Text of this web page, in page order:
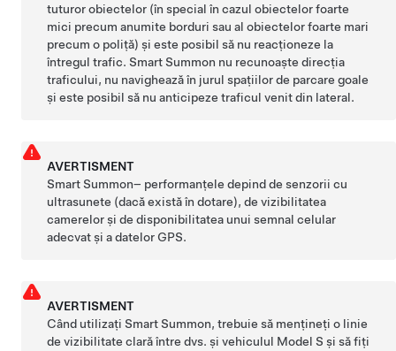
tuturor obiectelor (în special în cazul obiectelor foarte
mici precum anumite borduri sau al obiectelor foarte mari
precum o poliță) și este posibil să nu reacționeze la
întregul trafic.Smart Summon nu recunoaște direcția
traficului, nu navighează în jurul spațiilor de parcare goale
și este posibil să nu anticipeze traficul venit din lateral.
AVERTISMENT
Smart Summon– performanțele depind de senzorii cu
ultrasunete (dacă există în dotare), de vizibilitatea
camerelor și de disponibilitatea unui semnal celular
adecvat și a datelor GPS.
AVERTISMENT
Când utilizațiSmart Summon, trebuie să mențineți o linie
de vizibilitate clară între dvs. și vehiculul Model S și să fiți